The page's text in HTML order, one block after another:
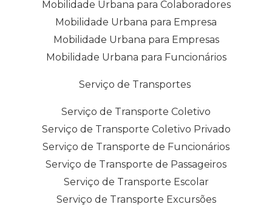
Mobilidade Urbana para Colaboradores
Mobilidade Urbana para Empresa
Mobilidade Urbana para Empresas
Mobilidade Urbana para Funcionários
Serviço de Transportes
Serviço de Transporte Coletivo
Serviço de Transporte Coletivo Privado
Serviço de Transporte de Funcionários
Serviço de Transporte de Passageiros
Serviço de Transporte Escolar
Serviço de Transporte Excursões